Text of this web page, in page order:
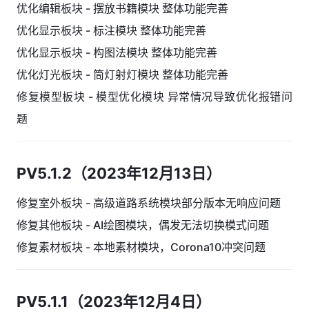
优化编辑板块 - 摆放书籍模块 整体功能完善
优化显示板块 - 标注模块 整体功能完善
优化显示板块 - 构图法模块 整体功能完善
优化灯光板块 - 筒灯射灯模块 整体功能完善
修复模型板块 - 模型优化模块 异常情况导致优化报错问
题
PV5.1.2（2023年12月13日）
修复室外板块 - 高级道路系统模块部分版本无响应问题
修复其他板块 - AI绘图模块，偶发无法切换模式问题
修复素材板块 - 本地素材模块，Corona10冲突问题
PV5.1.1（2023年12月4日）